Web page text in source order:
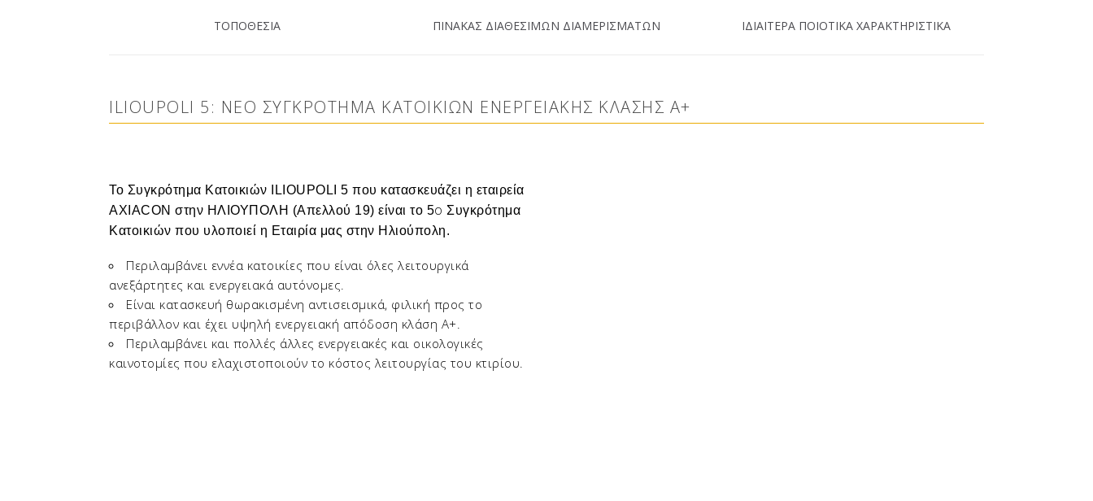
ΤΟΠΟΘΕΣΙΑ ΠΙΝΑΚΑΣ ΔΙΑΘΕΣΙΜΩΝ ΔΙΑΜΕΡΙΣΜΑΤΩΝ ΙΔΙΑΙΤΕΡΑ ΠΟΙΟΤΙΚΑ ΧΑΡΑΚΤΗΡΙΣΤΙΚΑ
ILIOUPOLI 5: ΝΕΟ ΣΥΓΚΡΟΤΗΜΑ ΚΑΤΟΙΚΙΩΝ ΕΝΕΡΓΕΙΑΚΗΣ ΚΛΑΣΗΣ Α+
Το Συγκρότημα Κατοικιών ILIOUPOLI 5 που κατασκευάζει η εταιρεία
AXIACON στην ΗΛΙΟΥΠΟΛΗ (Απελλού 19) είναι το 5ο Συγκρότημα
Κατοικιών που υλοποιεί η Εταιρία μας στην Ηλιούπολη.
Περιλαμβάνει εννέα κατοικίες που είναι όλες λειτουργικά
ανεξάρτητες και ενεργειακά αυτόνομες.
Είναι κατασκευή θωρακισμένη αντισεισμικά, φιλική προς το
περιβάλλον και έχει υψηλή ενεργειακή απόδοση κλάση Α+.
Περιλαμβάνει και πολλές άλλες ενεργειακές και οικολογικές
καινοτομίες που ελαχιστοποιούν το κόστος λειτουργίας του κτιρίου.